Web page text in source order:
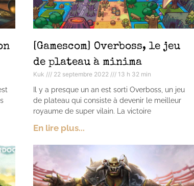
[Gamescom] Overboss, le jeu
de plateau à minima
Kuk 22 septembre 2022 13 h 32 min
Il y a presque un an est sorti Overboss, un jeu
de plateau qui consiste à devenir le meilleur
royaume de super vilain. La victoire
En lire plus...